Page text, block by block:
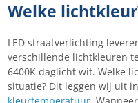
Welke
LED straatverlichting
verschillende lichtkleuren
6400K daglicht wit. Welke
situatie? Dit leggen wij uit